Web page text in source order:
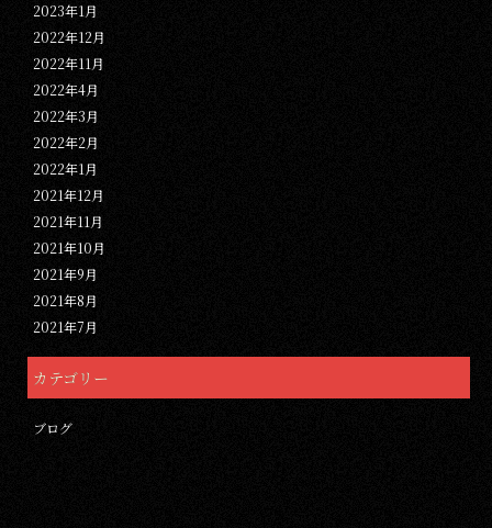
2023年1月
2022年12月
2022年11月
2022年4月
2022年3月
2022年2月
2022年1月
2021年12月
2021年11月
2021年10月
2021年9月
2021年8月
2021年7月
カテゴリー
ブログ